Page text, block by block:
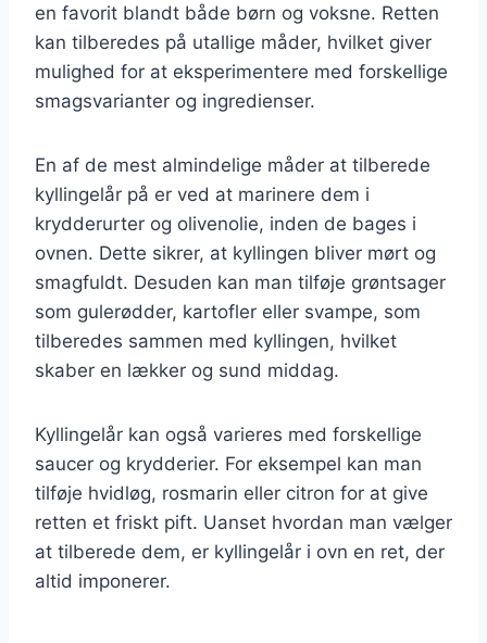
en favorit blandt både børn og voksne. Retten
kan tilberedes på utallige måder, hvilket giver
mulighed for at eksperimentere med forskellige
smagsvarianter og ingredienser.
En af de mest almindelige måder at tilberede
kyllingelår på er ved at marinere dem i
krydderurter og olivenolie, inden de bages i
ovnen. Dette sikrer, at kyllingen bliver mørt og
smagfuldt. Desuden kan man tilføje grøntsager
som gulerødder, kartofler eller svampe, som
tilberedes sammen med kyllingen, hvilket
skaber en lækker og sund middag.
Kyllingelår kan også varieres med forskellige
saucer og krydderier. For eksempel kan man
tilføje hvidløg, rosmarin eller citron for at give
retten et friskt pift. Uanset hvordan man vælger
at tilberede dem, er kyllingelår i ovn en ret, der
altid imponerer.